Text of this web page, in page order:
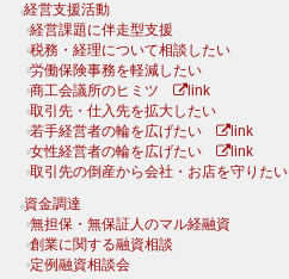
経営支援活動
経営課題に伴走型支援
税務・経理について相談したい
労働保険事務を軽減したい
商工会議所のヒミツ
link
取引先・仕入先を拡大したい
若手経営者の輪を広げたい
link
女性経営者の輪を広げたい
link
取引先の倒産から会社・お店を守りたい
資金調達
無担保・無保証人のマル経融資
創業に関する融資相談
定例融資相談会